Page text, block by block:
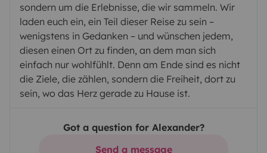
sondern um die Erlebnisse, die wir sammeln. Wir
laden euch ein, ein Teil dieser Reise zu sein –
wenigstens in Gedanken – und wünschen jedem,
diesen einen Ort zu finden, an dem man sich
einfach nur wohlfühlt. Denn am Ende sind es nicht
die Ziele, die zählen, sondern die Freiheit, dort zu
sein, wo das Herz gerade zu Hause ist.
Got a question for Alexander?
Send a message